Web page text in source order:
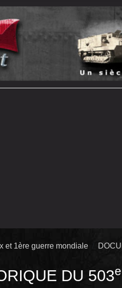
et 1ère guerre mondiale
DU 503e